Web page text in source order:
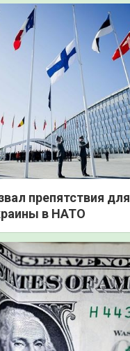
препятствия для
в НАТО